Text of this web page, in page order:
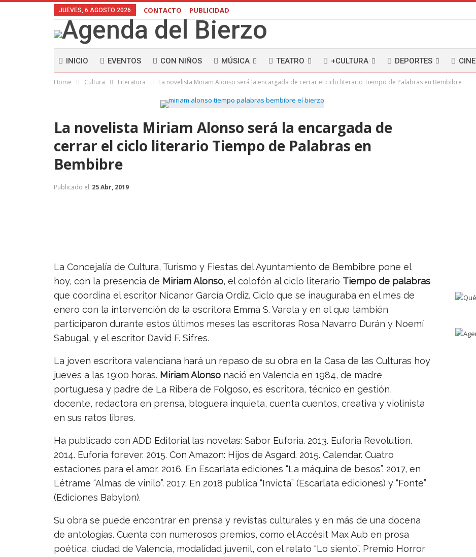
JUEVES, 6 AGOSTO 2026 CONTACTO PUBLICIDAD
INICIO EVENTOS CON NIÑOS MÚSICA TEATRO +CULTURA DEPORTES CINE
Home Cultura Literatura La novelista Miriam Alonso será la encargada de cerrar el ciclo literario Tiempo de Palabras en Bembibre
La novelista Miriam Alonso será la encargada de
cerrar el ciclo literario Tiempo de Palabras en
Bembibre
Publicado el 25 Abr, 2019
La Concejalía de Cultura, Turismo y Fiestas del Ayuntamiento de Bembibre pone el
hoy, con la presencia de Miriam Alonso, el colofón al ciclo literario Tiempo de palabras
que coordina el escritor Nicanor García Ordiz. Ciclo que se inauguraba en el mes de
enero con la intervención de la escritora Emma S. Varela y en el que también
participaron durante estos últimos meses las escritoras Rosa Navarro Durán y Noemí
Sabugal, y el escritor David F. Sifres.
La joven escritora valenciana hará un repaso de su obra en la Casa de las Culturas hoy
jueves a las 19:00 horas. Miriam Alonso nació en Valencia en 1984, de madre
portuguesa y padre de La Ribera de Folgoso, es escritora, técnico en gestión,
docente, redactora en prensa, bloguera inquieta, cuenta cuentos, creativa y violinista
en sus ratos libres.
Ha publicado con ADD Editorial las novelas: Sabor Euforia. 2013. Euforia Revolution.
2014. Euforia forever. 2015. Con Amazon: Hijos de Asgard. 2015. Calendar. Cuatro
estaciones para el amor. 2016. En Escarlata ediciones “La máquina de besos”. 2017, en
Létrame “Almas de vinilo”. 2017. En 2018 publica “Invicta” (Escarlata ediciones) y “Fonte”
(Ediciones Babylon).
Su obra se puede encontrar en prensa y revistas culturales y en más de una docena
de antologías. Cuenta con numerosos premios, como el Accésit Max Aub en prosa
poética, ciudad de Valencia, modalidad juvenil, con el relato “Lo siento”. Premio Horror